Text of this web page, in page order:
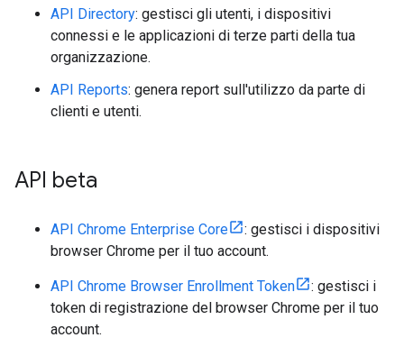
API Directory: gestisci gli utenti, i dispositivi
connessi e le applicazioni di terze parti della tua
organizzazione.
API Reports: genera report sull'utilizzo da parte di
clienti e utenti.
API beta
API Chrome Enterprise Core
: gestisci i dispositivi
browser Chrome per il tuo account.
API Chrome Browser Enrollment Token
: gestisci i
token di registrazione del browser Chrome per il tuo
account.